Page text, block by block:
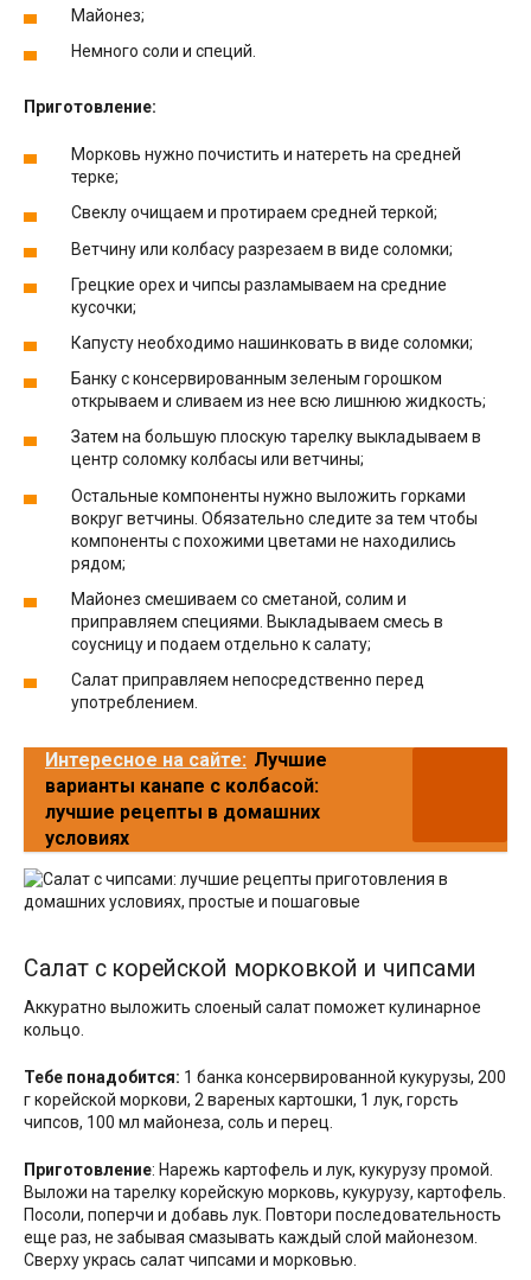
Майонез;
Немного соли и специй.
Приготовление:
Морковь нужно почистить и натереть на средней
терке;
Свеклу очищаем и протираем средней теркой;
Ветчину или колбасу разрезаем в виде соломки;
Грецкие орех и чипсы разламываем на средние
кусочки;
Капусту необходимо нашинковать в виде соломки;
Банку с консервированным зеленым горошком
открываем и сливаем из нее всю лишнюю жидкость;
Затем на большую плоскую тарелку выкладываем в
центр соломку колбасы или ветчины;
Остальные компоненты нужно выложить горками
вокруг ветчины. Обязательно следите за тем чтобы
компоненты с похожими цветами не находились
рядом;
Майонез смешиваем со сметаной, солим и
приправляем специями. Выкладываем смесь в
соусницу и подаем отдельно к салату;
Салат приправляем непосредственно перед
употреблением.
Интересное на сайте: Лучшие
варианты канапе с колбасой:
лучшие рецепты в домашних
условиях
Салат с корейской морковкой и чипсами
Аккуратно выложить слоеный салат поможет кулинарное
кольцо.
Тебе понадобится: 1 банка консервированной кукурузы, 200
г корейской моркови, 2 вареных картошки, 1 лук, горсть
чипсов, 100 мл майонеза, соль и перец.
Приготовление: Нарежь картофель и лук, кукурузу промой.
Выложи на тарелку корейскую морковь, кукурузу, картофель.
Посоли, поперчи и добавь лук. Повтори последовательность
еще раз, не забывая смазывать каждый слой майонезом.
Сверху укрась салат чипсами и морковью.